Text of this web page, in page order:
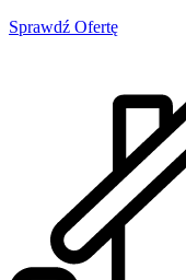
Sprawdź Ofertę